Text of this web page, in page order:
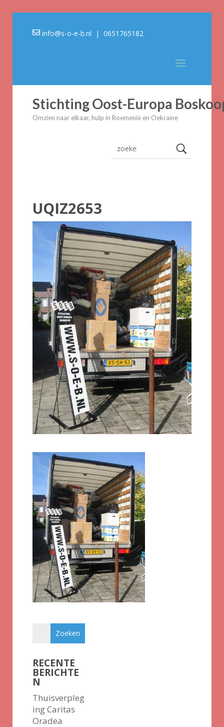
info@s-o-e-b.nl | 0651765182
Stichting Oost-Europa
Omzien naar elkaar, hulp in Roemenië en Oekraïne
UQIZ2653
RECENTE
BERICHTE
N
Thuisverpleg
ing Caritas
Oradea